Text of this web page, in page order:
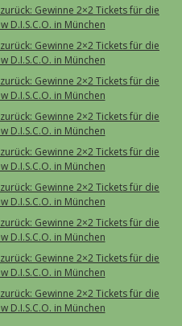
Gewinne 2×2 Tickets für die
D.I.S.C.O. in München
Gewinne 2×2 Tickets für die
D.I.S.C.O. in München
Gewinne 2×2 Tickets für die
D.I.S.C.O. in München
Gewinne 2×2 Tickets für die
D.I.S.C.O. in München
Gewinne 2×2 Tickets für die
D.I.S.C.O. in München
Gewinne 2×2 Tickets für die
D.I.S.C.O. in München
Gewinne 2×2 Tickets für die
D.I.S.C.O. in München
Gewinne 2×2 Tickets für die
D.I.S.C.O. in München
Gewinne 2×2 Tickets für die
D.I.S.C.O. in München